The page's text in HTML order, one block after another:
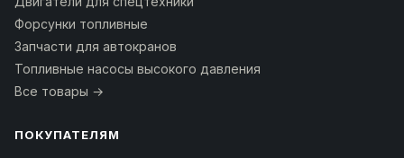
Форсунки топливные
Запчасти для автокранов
Топливные насосы высокого давления
Все товары →
ПОКУПАТЕЛЯМ